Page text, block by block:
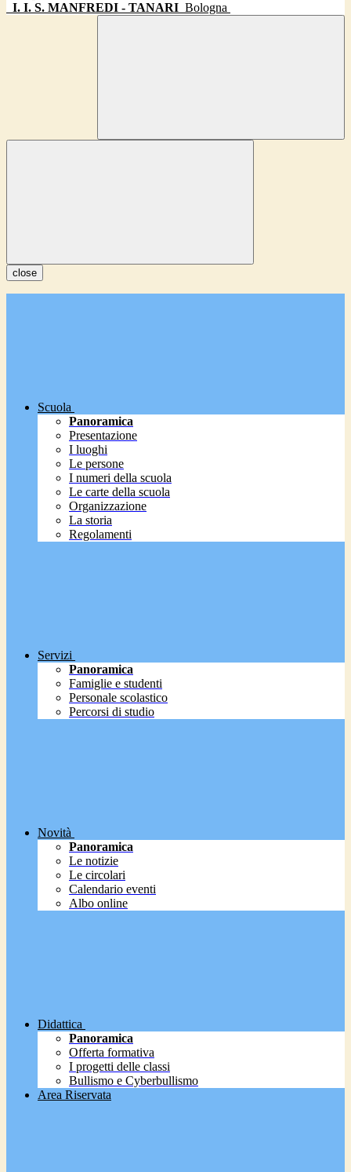
I. I. S. MANFREDI - TANARI Bologna
close
Scuola
Panoramica
Presentazione
I luoghi
Le persone
I numeri della scuola
Le carte della scuola
Organizzazione
La storia
Regolamenti
Servizi
Panoramica
Famiglie e studenti
Personale scolastico
Percorsi di studio
Novità
Panoramica
Le notizie
Le circolari
Calendario eventi
Albo online
Didattica
Panoramica
Offerta formativa
I progetti delle classi
Bullismo e Cyberbullismo
Area Riservata